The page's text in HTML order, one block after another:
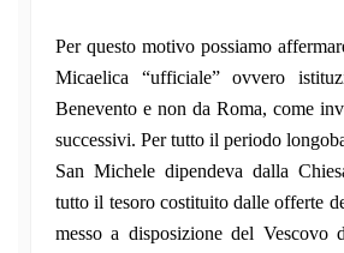
Per questo motivo possiamo
Micaelica “ufficiale” ovvero
Benevento e non da Roma, come
successivi. Per tutto il periodo
San Michele dipendeva dalla
tutto il tesoro costituito dalle offerte
messo a disposizione del Vescovo